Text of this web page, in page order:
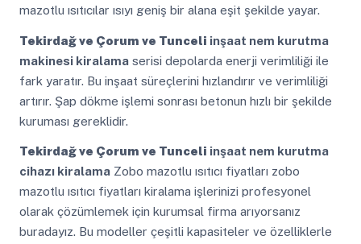
mazotlu ısıtıcılar ısıyı geniş bir alana eşit şekilde yayar.
Tekirdağ ve Çorum ve Tunceli inşaat nem kurutma
makinesi kiralamaserisi depolarda enerji verimliliği ile
fark yaratır. Bu inşaat süreçlerini hızlandırır ve verimliliği
artırır. Şap dökme işlemi sonrası betonun hızlı bir şekilde
kuruması gereklidir.
Tekirdağ ve Çorum ve Tunceli inşaat nem kurutma
cihazı kiralamaZobo mazotlu ısıtıcı fiyatları zobo
mazotlu ısıtıcı fiyatları kiralama işlerinizi profesyonel
olarak çözümlemek için kurumsal firma arıyorsanız
buradayız. Bu modeller çeşitli kapasiteler ve özelliklerle